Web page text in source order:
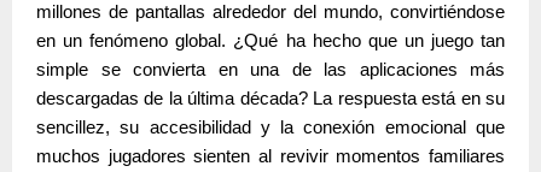
millones de pantallas alrededor del mundo, convirtiéndose
en un fenómeno global. ¿Qué ha hecho que un juego tan
simple se convierta en una de las aplicaciones más
descargadas de la última década? La respuesta está en su
sencillez, su accesibilidad y la conexión emocional que
muchos jugadores sienten al revivir momentos familiares